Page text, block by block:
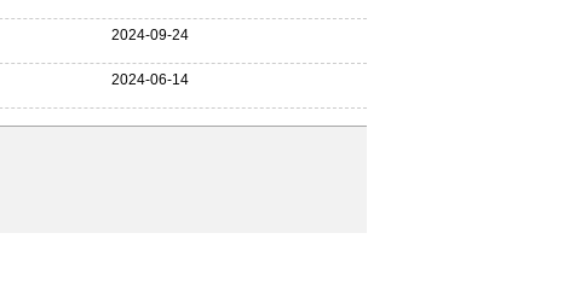
2024-09-24
2024-06-14